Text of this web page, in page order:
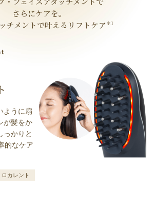
さらにケアを。
チメントで叶えるリフトケア ＊1
ように扇
が髪をか
っかりと
的なケア
ロカレント